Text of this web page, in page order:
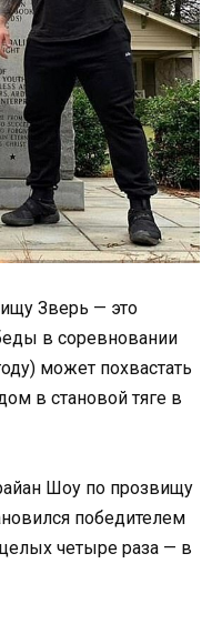
Зверь — это
в соревновании
может похвастать
в становой тяге в
Шоу по прозвищу
победителем
четыре раза — в